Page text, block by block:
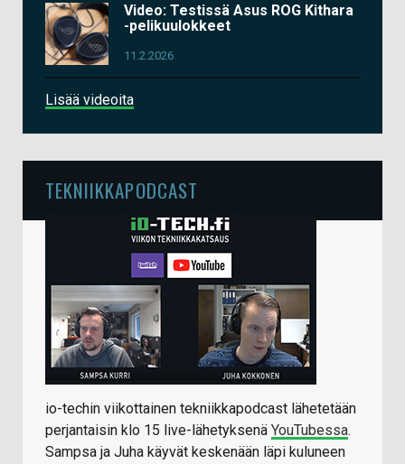
Video: Testissä Asus ROG Kithara
-pelikuulokkeet
11.2.2026
Lisää videoita
TEKNIIKKAPODCAST
io-techin viikottainen tekniikkapodcast lähetetään
perjantaisin klo 15 live-lähetyksenä YouTubessa.
Sampsa ja Juha käyvät keskenään läpi kuluneen